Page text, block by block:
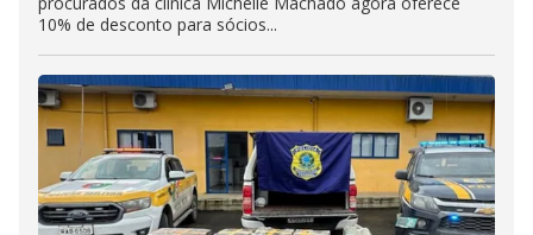
10% de desconto para sócios...